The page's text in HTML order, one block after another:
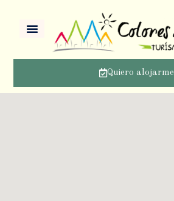
Quiero alojarme